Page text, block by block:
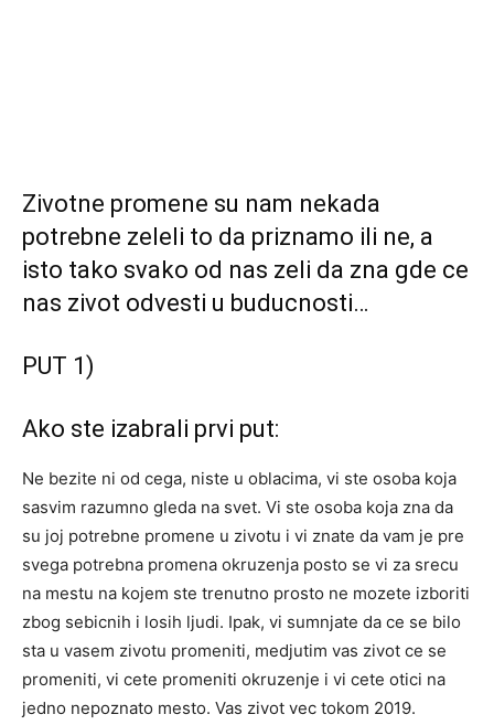
Zivotne promene su nam nekada
potrebne zeleli to da priznamo ili ne, a
isto tako svako od nas zeli da zna gde ce
nas zivot odvesti u buducnosti…
PUT 1)
Ako ste izabrali prvi put:
Ne bezite ni od cega, niste u oblacima, vi ste osoba koja
sasvim razumno gleda na svet. Vi ste osoba koja zna da
su joj potrebne promene u zivotu i vi znate da vam je pre
svega potrebna promena okruzenja posto se vi za srecu
na mestu na kojem ste trenutno prosto ne mozete izboriti
zbog sebicnih i losih ljudi. Ipak, vi sumnjate da ce se bilo
sta u vasem zivotu promeniti, medjutim vas zivot ce se
promeniti, vi cete promeniti okruzenje i vi cete otici na
jedno nepoznato mesto. Vas zivot vec tokom 2019.